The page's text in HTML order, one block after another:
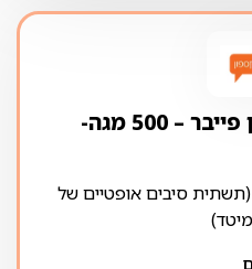
018 אקספון ‏- ‏אקספון פייבר – 500 מגה-
עד 500 מגה (תשתית סיבים אופטיים של